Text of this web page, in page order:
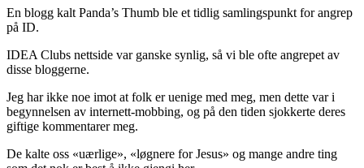
En blogg kalt Panda’s Thumb ble et tidlig samlingspunkt for angrep
på ID.
IDEA Clubs nettside var ganske synlig, så vi ble ofte angrepet av
disse bloggerne.
Jeg har ikke noe imot at folk er uenige med meg, men dette var i
begynnelsen av internett-mobbing, og på den tiden sjokkerte deres
giftige kommentarer meg.
De kalte oss «uærlige», «løgnere for Jesus» og mange andre ting